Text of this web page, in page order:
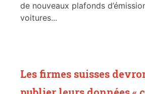
de nouveaux plafonds
voitures...
Les firmes suisses